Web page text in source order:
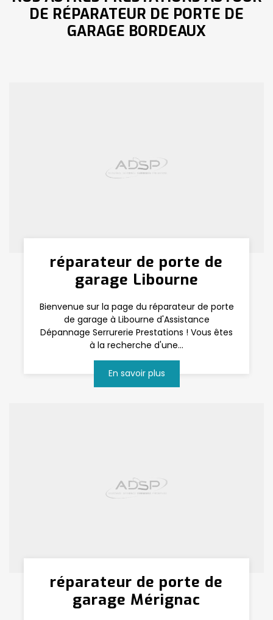
DE RÉPARATEUR DE PORTE DE
GARAGE BORDEAUX
réparateur de porte de
garage Libourne
Bienvenue sur la page du réparateur de porte
de garage à Libourne d'Assistance
Dépannage Serrurerie Prestations ! Vous êtes
à la recherche d'une...
En savoir plus
réparateur de porte de
garage Mérignac